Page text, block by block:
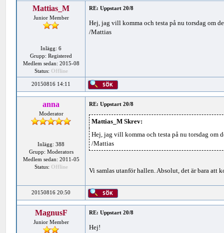
Mattias_M
Junior Member
Inlägg: 6
Grupp: Registered
Medlem sedan: 2015-08
Status: Offline
RE: Uppstart 20/8
Hej, jag vill komma och testa på nu torsdag om
/Mattias
20150816 14:11
anna
Moderator
Inlägg: 388
Grupp: Moderators
Medlem sedan: 2011-05
Status: Offline
RE: Uppstart 20/8
Mattias_M Skrev:
Hej, jag vill komma och testa på nu torsdag om
/Mattias
Vi samlas utanför hallen. Absolut, det är bara att
20150816 20:50
MagnusF
Junior Member
RE: Uppstart 20/8
Hej!